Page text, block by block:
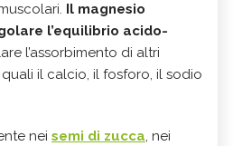
Il magnesio
l’equilibrio acido-
l’assorbimento di altri
il calcio, il fosforo, il sodio
nei semi di zucca, nei